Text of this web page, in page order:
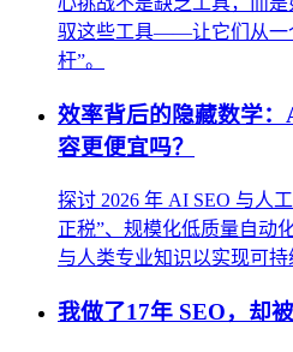
驭这些工具——让它们从一
杆”。
效率背后的隐藏数学
容更便宜吗？
探讨 2026 年 AI SEO 与人
正税”、规模化低质量自动
与人类专业知识以实现可持
我做了17年 SEO，却